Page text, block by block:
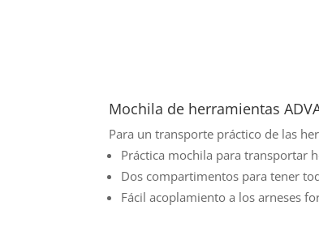
Mochila de herramientas
Para un transporte práctico de las
Práctica mochila para transportar
Dos compartimentos para tener
Fácil acoplamiento a los arneses